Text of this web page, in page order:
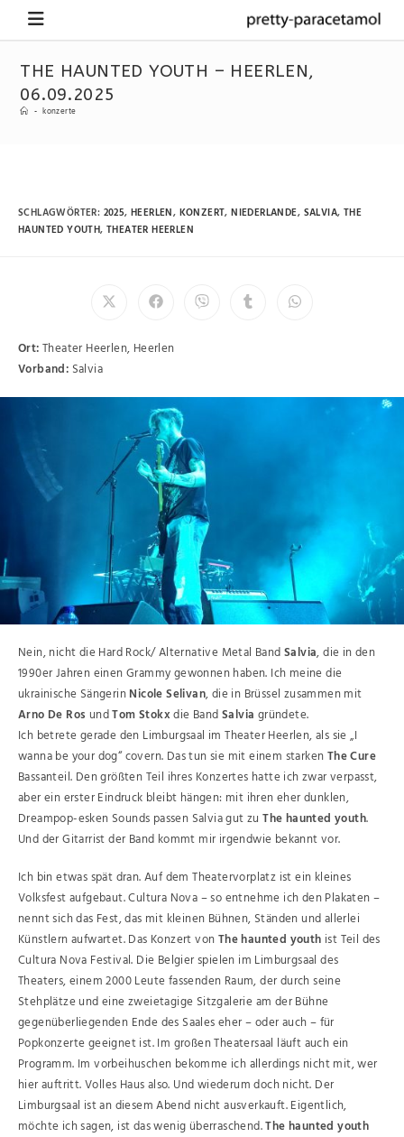
THE HAUNTED YOUTH – HEERLEN,
06.09.2025
- konzerte
SCHLAGWÖRTER: 2025, HEERLEN, KONZERT, NIEDERLANDE, SALVIA, THE
HAUNTED YOUTH, THEATER HEERLEN
Ort:Theater Heerlen, Heerlen
Vorband: Salvia
Nein, nicht die Hard Rock/ Alternative Metal BandSalvia, die in den
1990er Jahren einen Grammy gewonnen haben. Ich meine die
ukrainische SängerinNicole Selivan, die in Brüssel zusammen mit
Arno De Ros undTom Stokxdie BandSalvia gründete.
Ich betrete gerade den Limburgsaal im Theater Heerlen, als sie „I
wanna be your dog“ covern. Das tun sie mit einem starkenThe Cure
Bassanteil. Den größten Teil ihres Konzertes hatte ich zwar verpasst,
aber ein erster Eindruck bleibt hängen: mit ihren eher dunklen,
Dreampop-esken Sounds passen Salvia gut zuThe haunted youth.
Und der Gitarrist der Band kommt mir irgendwie bekannt vor.
Ich bin etwas spät dran. Auf dem Theatervorplatz ist ein kleines
Volksfest aufgebaut. Cultura Nova – so entnehme ich den Plakaten –
nennt sich das Fest, das mit kleinen Bühnen, Ständen und allerlei
Künstlern aufwartet. Das Konzert vonThe haunted youth ist Teil des
Cultura Nova Festival. Die Belgier spielen im Limburgsaal des
Theaters, einem 2000 Leute fassenden Raum, der durch seine
Stehplätze und eine zweietagige Sitzgalerie am der Bühne
gegenüberliegenden Ende des Saales eher – oder auch – für
Popkonzerte geeignet ist. Im großen Theatersaal läuft auch ein
Programm. Im vorbeihuschen bekomme ich allerdings nicht mit, wer
hier auftritt. Volles Haus also. Und wiederum doch nicht. Der
Limburgsaal ist an diesem Abend nicht ausverkauft. Eigentlich,
möchte ich sagen, ist das wenig überraschend.The haunted youth